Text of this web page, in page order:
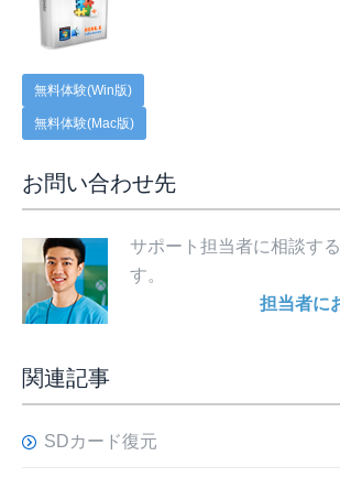
無料体験(Win版)
無料体験(Mac版)
お問い合わせ先
サポート担当者に相談す
す。
担当者に
関連記事
SDカード復元